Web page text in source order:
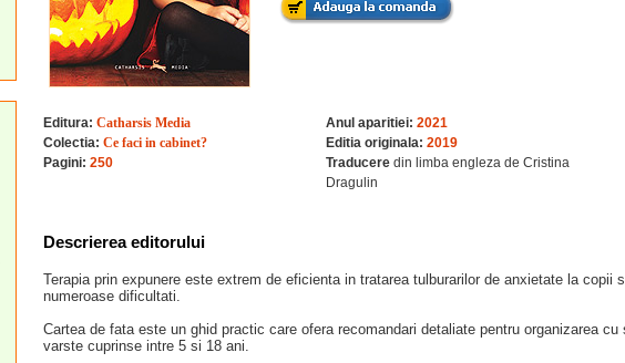
Editura: Catharsis Media
Colectia: Ce faci in cabinet?
Pagini: 250
Anul aparitiei: 2021
Editia originala: 2019
Traducere din limba engleza de Cristina
Dragulin
Descrierea editorului
Terapia prin expunere este extrem de eficienta in tratarea tulburarilor de anxietate la copii
numeroase dificultati.
Cartea de fata este un ghid practic care ofera recomandari detaliate pentru organizarea
varste cuprinse intre 5 si 18 ani.